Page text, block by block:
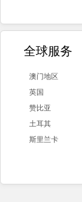
全球服务
澳门地区
英国
赞比亚
土耳其
斯里兰卡